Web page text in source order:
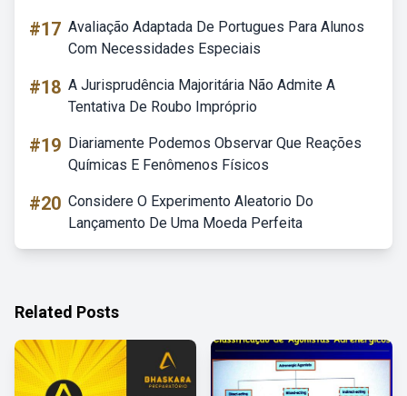
#17 Avaliação Adaptada De Portugues Para Alunos
Com Necessidades Especiais
#18 A Jurisprudência Majoritária Não Admite A
Tentativa De Roubo Impróprio
#19 Diariamente Podemos Observar Que Reações
Químicas E Fenômenos Físicos
#20 Considere O Experimento Aleatorio Do
Lançamento De Uma Moeda Perfeita
Related Posts